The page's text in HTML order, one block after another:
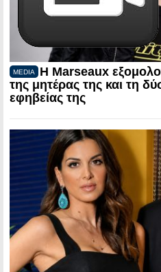
MEDIA
Η Marseaux
της μητέρας της και τη
εφηβείας της